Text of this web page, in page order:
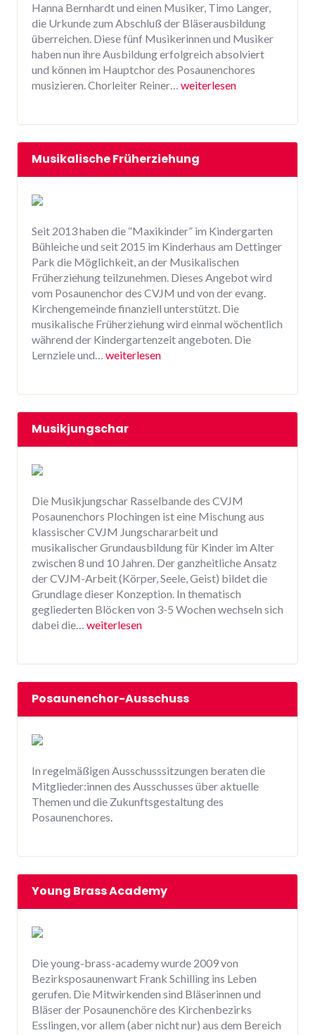
Hanna Bernhardt und einen Musiker, Timo Langer,
die Urkunde zum Abschluß der Bläserausbildung
überreichen. Diese fünf Musikerinnen und Musiker
haben nun ihre Ausbildung erfolgreich absolviert
und können im Hauptchor des Posaunenchores
musizieren. Chorleiter Reiner… weiterlesen
Musikalische Früherziehung
Seit 2013 haben die “Maxikinder” im Kindergarten
Bühleiche und seit 2015 im Kinderhaus am Dettinger
Park die Möglichkeit, an der Musikalischen
Früherziehung teilzunehmen. Dieses Angebot wird
vom Posaunenchor des CVJM und von der evang.
Kirchengemeinde finanziell unterstützt. Die
musikalische Früherziehung wird einmal wöchentlich
während der Kindergartenzeit angeboten. Die
Lernziele und… weiterlesen
Musikjungschar
Die Musikjungschar Rasselbande des CVJM
Posaunenchors Plochingen ist eine Mischung aus
klassischer CVJM Jungschararbeit und
musikalischer Grundausbildung für Kinder im Alter
zwischen 8 und 10 Jahren. Der ganzheitliche Ansatz
der CVJM-Arbeit (Körper, Seele, Geist) bildet die
Grundlage dieser Konzeption. In thematisch
gegliederten Blöcken von 3-5 Wochen wechseln sich
dabei die… weiterlesen
Posaunenchor-Ausschuss
In regelmäßigen Ausschusssitzungen beraten die
Mitglieder:innen des Ausschusses über aktuelle
Themen und die Zukunftsgestaltung des
Posaunenchores.
Young Brass Academy
Die young-brass-academy wurde 2009 von
Bezirksposaunenwart Frank Schilling ins Leben
gerufen. Die Mitwirkenden sind Bläserinnen und
Bläser der Posaunenchöre des Kirchenbezirks
Esslingen, vor allem (aber nicht nur) aus dem Bereich